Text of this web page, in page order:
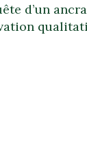
d’un